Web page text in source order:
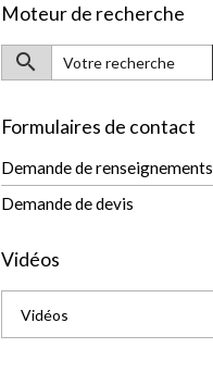
Moteur de recherche
Formulaires de contact
Demande de renseignements
Demande de devis
Vidéos
Vidéos